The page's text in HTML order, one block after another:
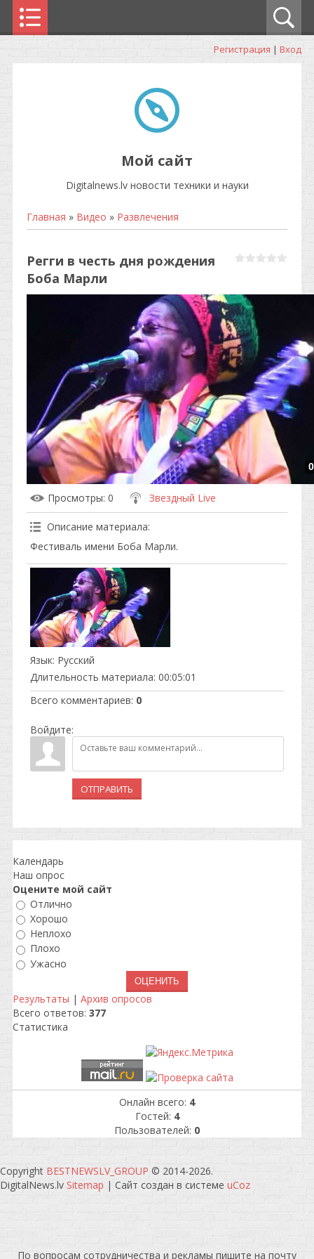
Регистрация | Вход
Мой сайт
Digitalnews.lv новости техники и науки
Главная » Видео » Развлечения
Регги в честь дня рождения
Боба Марли
Просмотры: 0 Звездный Live
Описание материала:
Фестиваль имени Боба Марли.
Язык: Русский
Длительность материала: 00:05:01
Всего комментариев: 0
Войдите:
ОТПРАВИТЬ
Календарь
Наш опрос
Оцените мой сайт
Отлично
Хорошо
Неплохо
Плохо
Ужасно
Результаты | Архив опросов
Всего ответов: 377
Статистика
Онлайн всего: 4
Гостей: 4
Пользователей: 0
Copyright BESTNEWSLV_GROUP © 2014-2026.
DigitalNews.lv Sitemap | Сайт создан в системе uCoz
По вопросам сотрудничества и рекламы пишите на почту